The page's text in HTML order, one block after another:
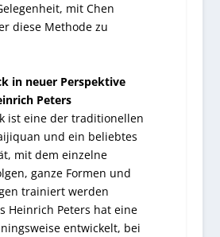
mit Chen
diese Methode zu
in neuer Perspektive
Peters
ist eine der traditionellen
und ein beliebtes
mit dem einzelne
ganze Formen und
trainiert werden
Heinrich Peters hat eine
entwickelt, bei